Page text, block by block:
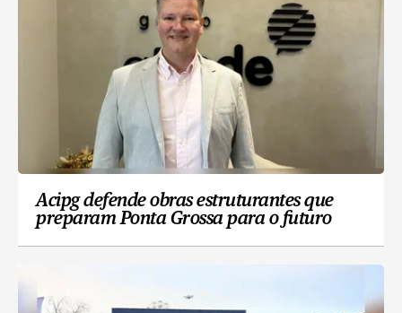
Acipg defende obras estruturantes que
preparam Ponta Grossa para o futuro